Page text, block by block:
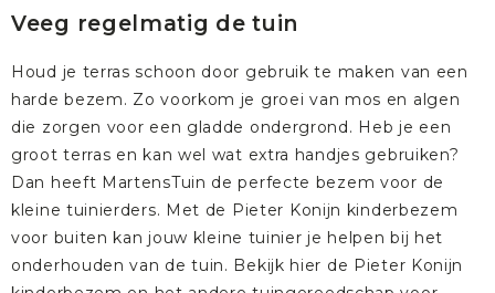
Veeg regelmatig de tuin
Houd je terras schoon door gebruik te maken van een
harde bezem. Zo voorkom je groei van mos en algen
die zorgen voor een gladde ondergrond. Heb je een
groot terras en kan wel wat extra handjes gebruiken?
Dan heeft MartensTuin de perfecte bezem voor de
kleine tuinierders. Met de Pieter Konijn kinderbezem
voor buiten kan jouw kleine tuinier je helpen bij het
onderhouden van de tuin. Bekijk hier de Pieter Konijn